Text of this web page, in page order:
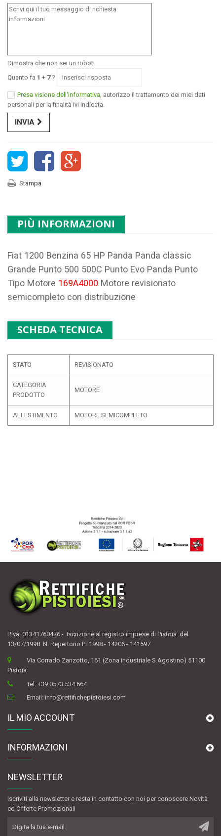
Dimostra che non sei un robot!
Quanto fa 1 + 7?
Presa visione dell'informativa , autorizzo il trattamento dei miei dati
personali per la finalità ivi indicata.
INVIA
Stampa
PIÙ INFORMAZIONI
Fiat 1200 Benzina 65 HP Panda Panda classic
Grande Punto 500 500C Punto Evo Panda Punto
Tipo Motore 169A4000 Motore revisionato
semicompleto con distribuzione
SCHEDA TECNICA
STATO REVISIONATO
CATEGORIA
PRODOTTO
MOTORE
ALLESTIMENTO MOTORE SEMICOMPLETO
P.Iva: 01341760476 - Iscrizione al registro imprese di Pistoia del
13/07/1998 N. Repertorio PT1998 - 14206 - 141597
Via Corrado Zanzotto, 161 (Zona industriale S.Agostino) 51100
Pistoia
Tel:+39.0573.534.664
Email:info@rettifichepistoiesi.com
IL MIO ACCOUNT
INFORMAZIONI
NEWSLETTER
Iscriviti alla newsletter e resta in contatto con noi per conoscere Novità
ed Offerte Promozionali